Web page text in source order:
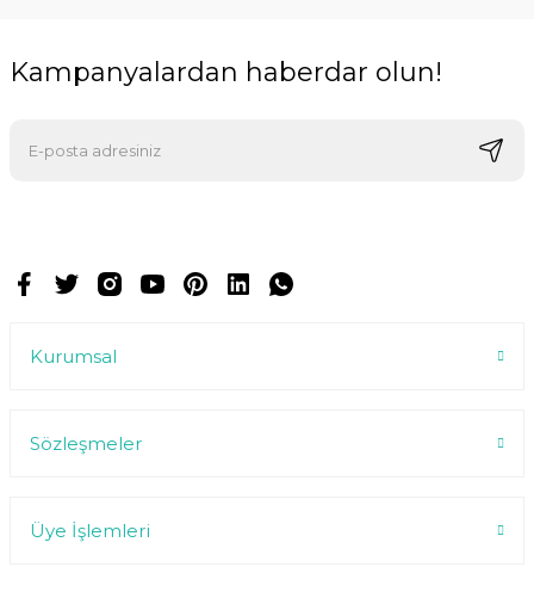
Kampanyalardan haberdar olun!
Kurumsal
Sözleşmeler
Üye İşlemleri